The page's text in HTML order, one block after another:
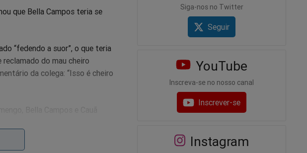
que Bella Campos teria se
“fedendo a suor”, o que teria
do mau cheiro
da colega: “Isso é cheiro
está muito abalada
Siga-nos no Twitter
Seguir
YouTube
Inscreva-se no nosso canal
Inscrever-se
Instagram